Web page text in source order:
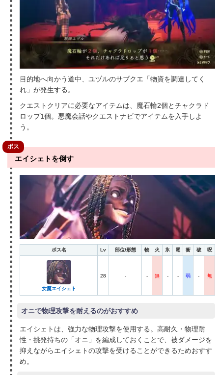
目的地へ向かう道中、ユヅルのサブクエ「物資を調達してく
れ」が発生する。
クエストクリアに必要なアイテムは、魔石輪2個とチャクラド
ロップ1個。悪魔会話やクエストナビでアイテムを入手しよ
う。
エイシェトを倒す
ボス
ボス名 Lv 部位/形態 物 火 氷 電 衝 破 呪
女魔エイシェト
28 - - 無 - - 弱 - 無
オニで物理攻撃を耐えるのがおすすめ
エイシェトは、強力な物理攻撃を使用する。高耐久・物理耐
性・挑発持ちの「オニ」を編成しておくことで、被ダメージを
抑えながらエイシェトの攻撃を受けることができるためおすす
め。